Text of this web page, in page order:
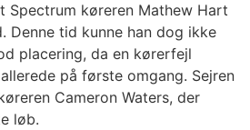
Spectrum køreren Mathew Hart
Denne tid kunne han dog ikke
placering, da en kørerfejl
på første omgang. Sejren
Cameron Waters, der
løb.